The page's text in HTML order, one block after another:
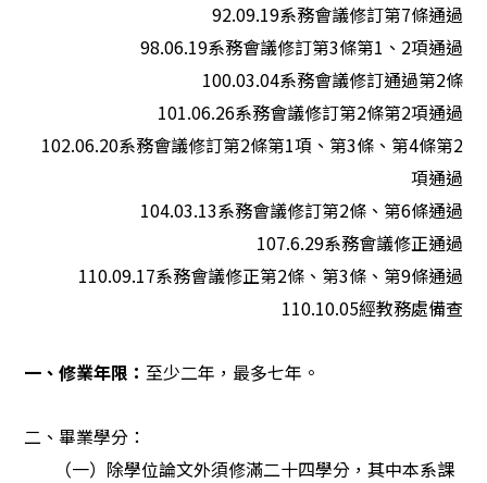
92.09.19系務會議修訂第7條通過
98.06.19系務會議修訂第3條第1、2項通過
100.03.04系務會議修訂通過第2條
101.06.26系務會議修訂第2條第2項通過
102.06.20系務會議修訂第2條第1項、第3條、第4條第2
項通過
104.03.13系務會議修訂第2條、第6條通過
107.6.29系務會議修正通過
110.09.17系務會議修正第2條、第3條、第9條通過
110.10.05經教務處備查
一、修業年限：至少二年，最多七年。
二、畢業學分：
（一）除學位論文外須修滿二十四學分，其中本系課